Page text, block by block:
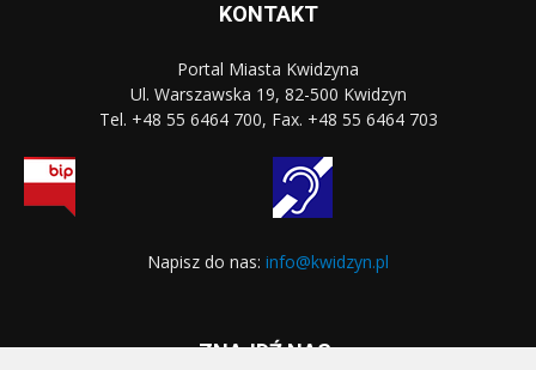
KONTAKT
Portal Miasta Kwidzyna
Ul. Warszawska 19, 82-500 Kwidzyn
Tel. +48 55 6464 700, Fax. +48 55 6464 703
Napisz do nas: info@kwidzyn.pl
ZNAJDŹ NAS: